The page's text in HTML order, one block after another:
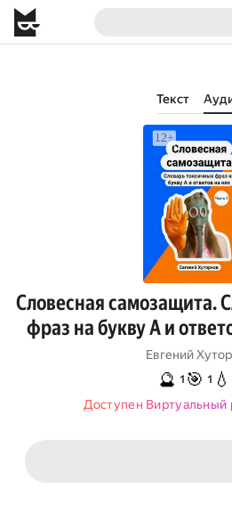
Текст
Словесная самозащита.
фраз на букву А и
Евгений
🔮 1 🎯 1 💧
Доступен Виртуальный